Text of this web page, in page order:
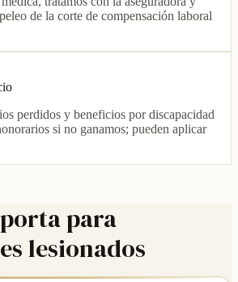
de la corte de compensación laboral
perdidos y beneficios por discapacidad
si no ganamos; pueden aplicar
para
lesionados